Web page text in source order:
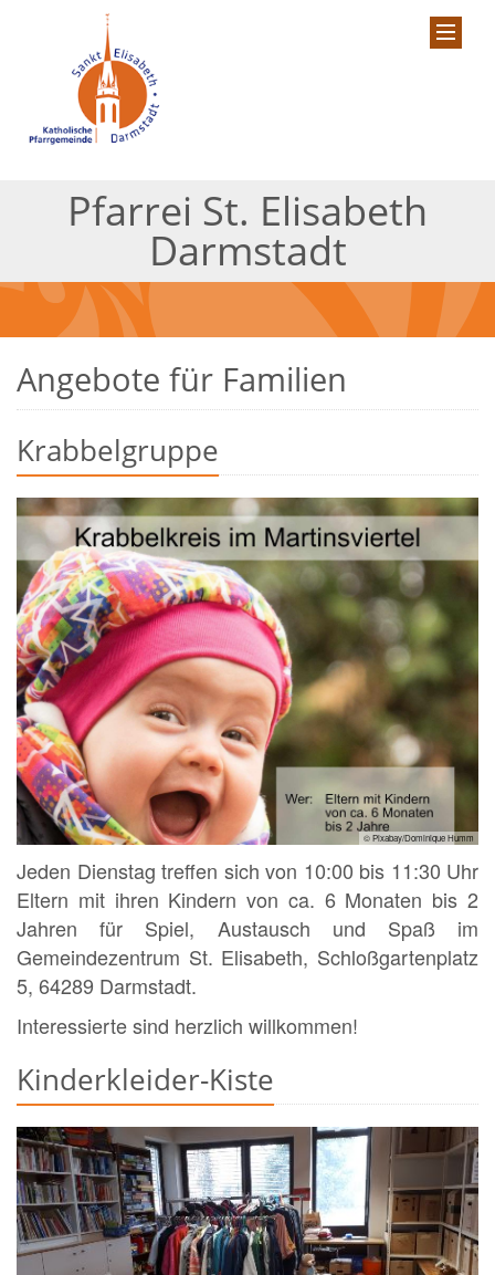
Pfarrei St. Elisabeth
Darmstadt
Angebote für Familien
Krabbelgruppe
© Pixabay/Dominique Humm
Jeden Dienstag treffen sich von 10:00 bis 11:30 Uhr
Eltern mit ihren Kindern von ca. 6 Monaten bis 2
Jahren für Spiel, Austausch und Spaß im
Gemeindezentrum St. Elisabeth, Schloßgartenplatz
5, 64289 Darmstadt.
Interessierte sind herzlich willkommen!
Kinderkleider-Kiste